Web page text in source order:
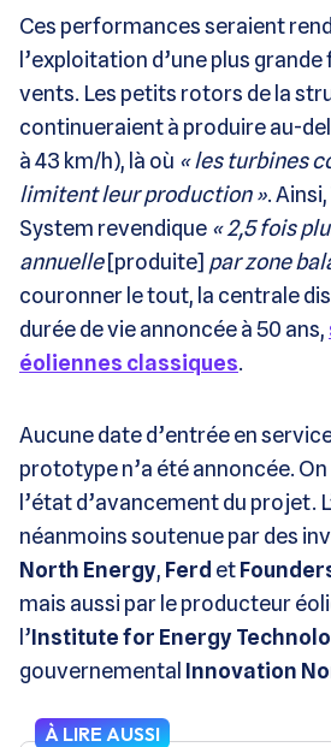
Ces performances seraient
l’exploitation d’une plus
vents. Les petits rotors de la
continueraient à produire au-
à 43 km/h), là où « les turbines
limitent leur production ».
System revendique « 2,5 fois
annuelle[produite] par zone
couronner le tout, la centrale
durée de vie annoncée à 50 ans,
éoliennes classiques.
Aucune date d’entrée en
prototype n’a été annoncée.
l’état d’avancement du projet.
néanmoins soutenue par des
North Energy, Ferd et
mais aussi par le producteur
l’Institute for Energy
gouvernemental Innovation
À LIRE AUSSI